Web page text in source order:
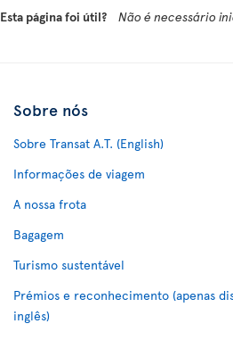
Esta página foi útil? Não é necessário
Sobre nós
Sobre Transat A.T. (English)
Informações de viagem
A nossa frota
Bagagem
Turismo sustentável
Prémios e reconhecimento (apenas
inglês)